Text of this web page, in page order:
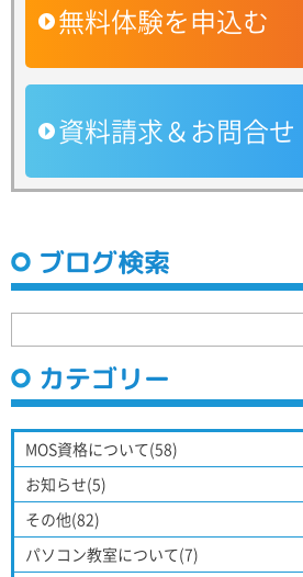
無料体験を申込む
資料請求＆お問合せ
ブログ検索
カテゴリー
MOS資格について(58)
お知らせ(5)
その他(82)
パソコン教室について(7)